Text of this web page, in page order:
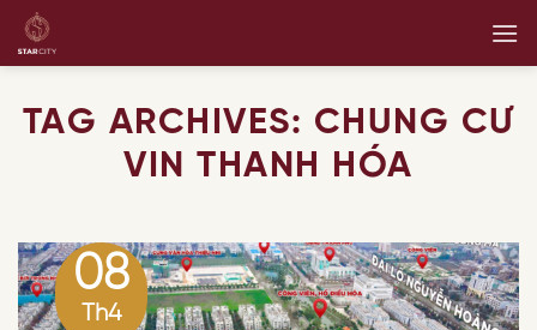
Skip
TAG ARCHIVES: CHUNG CƯ
VIN THANH HÓA
08
Th4